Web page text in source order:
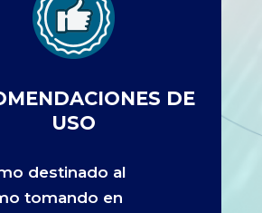
DE
USO
destinado al
tomando en